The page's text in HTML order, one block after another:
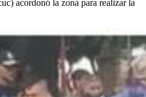
acordonó la zona para realizar la